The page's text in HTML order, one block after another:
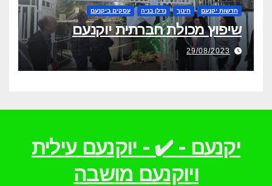
חדשות יקנעם חינוך נדלן בניה עסקים ביקנעם
שיפוץ מכולת חברתית יוקנעם
29/08/2023
יקנעם - ✔️ - יוקנעם עילית
ויוקנעם מושבה